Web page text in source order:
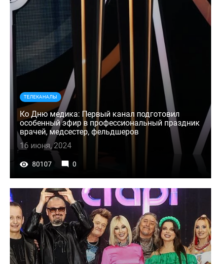
ТЕЛЕКАНАЛЫ
Ко Дню медика: Первый канал подготовил
особенный эфир в профессиональный праздник
врачей, медсестер, фельдшеров
16 июня, 2024
80107 0